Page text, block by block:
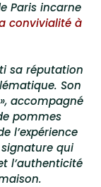
Paris incarne
convivialité à
sa réputation
Son
accompagné
pommes
l’expérience
signature qui
l’authenticité